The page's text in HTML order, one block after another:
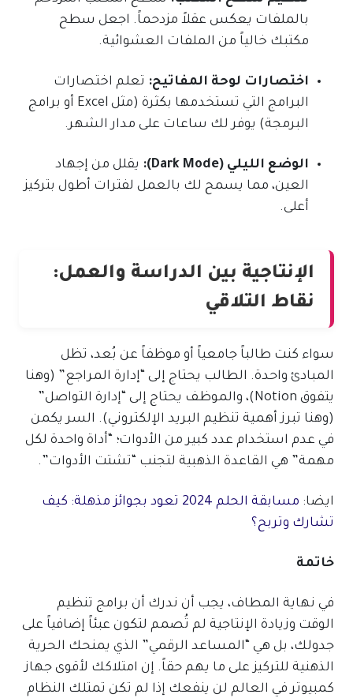
بالملفات يعكس عقلاً مزدحماً. اجعل سطح
مكتبك خالياً من الملفات العشوائية.
اختصارات لوحة المفاتيح: تعلم اختصارات
البرامج التي تستخدمها بكثرة (مثل Excel أو برامج
البرمجة) يوفر لك ساعات على مدار الشهر.
الوضع الليلي (Dark Mode):
يقلل من إجهاد
العين، مما يسمح لك بالعمل لفترات أطول بتركيز
أعلى.
الإنتاجية بين الدراسة والعمل:
نقاط التلاقي
سواء كنت طالباً جامعياً أو موظفاً عن بُعد، تظل
المبادئ واحدة. الطالب يحتاج إلى “إدارة المراجع” (وهنا
يتفوق Notion)، والموظف يحتاج إلى “إدارة التواصل”
(وهنا تبرز أهمية تنظيم البريد الإلكتروني). السر يكمن
في عدم استخدام عدد كبير من الأدوات؛ “أداة واحدة لكل
مهمة” هي القاعدة الذهبية لتجنب “تشتت الأدوات”.
ايضا:
مسابقة الحلم 2024 تعود بجوائز مذهلة: كيف
تشارك وتربح؟
خاتمة
في نهاية المطاف، يجب أن ندرك أن برامج تنظيم
الوقت وزيادة الإنتاجية لم تُصمم لتكون عبئاً إضافياً على
جدولك، بل هي “المساعد الرقمي” الذي يمنحك الحرية
الذهنية للتركيز على ما يهم حقاً. إن امتلاكك لأقوى جهاز
كمبيوتر في العالم لن ينفعك إذا لم تكن تمتلك النظام